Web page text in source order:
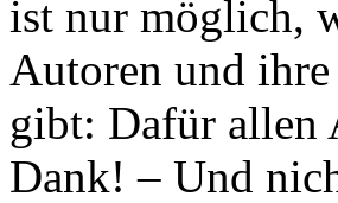
ist nur möglich,
Autoren und
gibt: Dafür allen
Dank! – Und